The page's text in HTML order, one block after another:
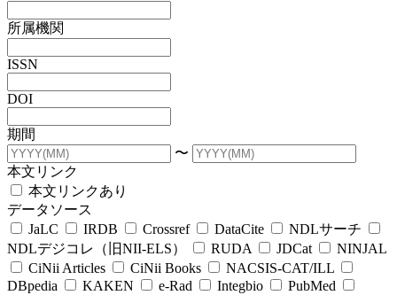
所属機関
ISSN
DOI
期間
〜
本文リンク
本文リンクあり
データソース
JaLC
IRDB Crossref DataCite
NDLサーチ
NDLデジコレ（旧NII-ELS）
RUDA JDCat
NINJAL
CiNii Articles
CiNii Books
NACSIS-CAT/ILL
DBpedia
KAKEN e-Rad Integbio
PubMed